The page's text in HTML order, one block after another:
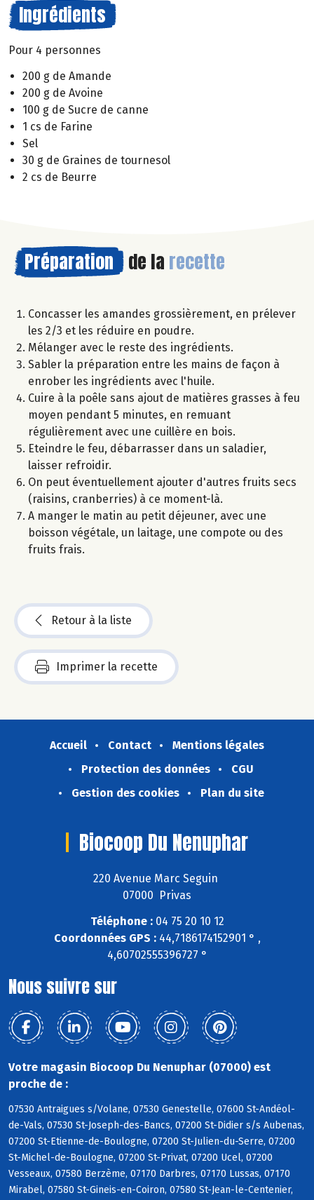
Ingrédients
Pour 4 personnes
200 g de Amande
200 g de Avoine
100 g de Sucre de canne
1 cs de Farine
Sel
30 g de Graines de tournesol
2 cs de Beurre
Préparation de la recette
Concasser les amandes grossièrement, en prélever
les 2/3 et les réduire en poudre.
Mélanger avec le reste des ingrédients.
Sabler la préparation entre les mains de façon à
enrober les ingrédients avec l'huile.
Cuire à la poêle sans ajout de matières grasses à feu
moyen pendant 5 minutes, en remuant
régulièrement avec une cuillère en bois.
Eteindre le feu, débarrasser dans un saladier,
laisser refroidir.
On peut éventuellement ajouter d'autres fruits secs
(raisins, cranberries) à ce moment-là.
A manger le matin au petit déjeuner, avec une
boisson végétale, un laitage, une compote ou des
fruits frais.
Retour à la liste
Imprimer la recette
Accueil Contact
Mentions légales
Protection des données
CGU
Gestion des cookies
Plan du site
Biocoop Du Nenuphar
220 Avenue Marc Seguin
07000 Privas
Téléphone :04 75 20 10 12
Coordonnées GPS :44,7186174152901 ° ,
4,60702555396727 °
Nous suivre sur
Votre magasin Biocoop Du Nenuphar (07000) est
proche de :
07530 Antraigues s/Volane, 07530 Genestelle, 07600 St-Andéol-
de-Vals, 07530 St-Joseph-des-Bancs, 07200 St-Didier s/s Aubenas,
07200 St-Etienne-de-Boulogne, 07200 St-Julien-du-Serre, 07200
St-Michel-de-Boulogne, 07200 St-Privat, 07200 Ucel, 07200
Vesseaux, 07580 Berzème, 07170 Darbres, 07170 Lussas, 07170
Mirabel, 07580 St-Gineis-en-Coiron, 07580 St-Jean-le-Centenier,